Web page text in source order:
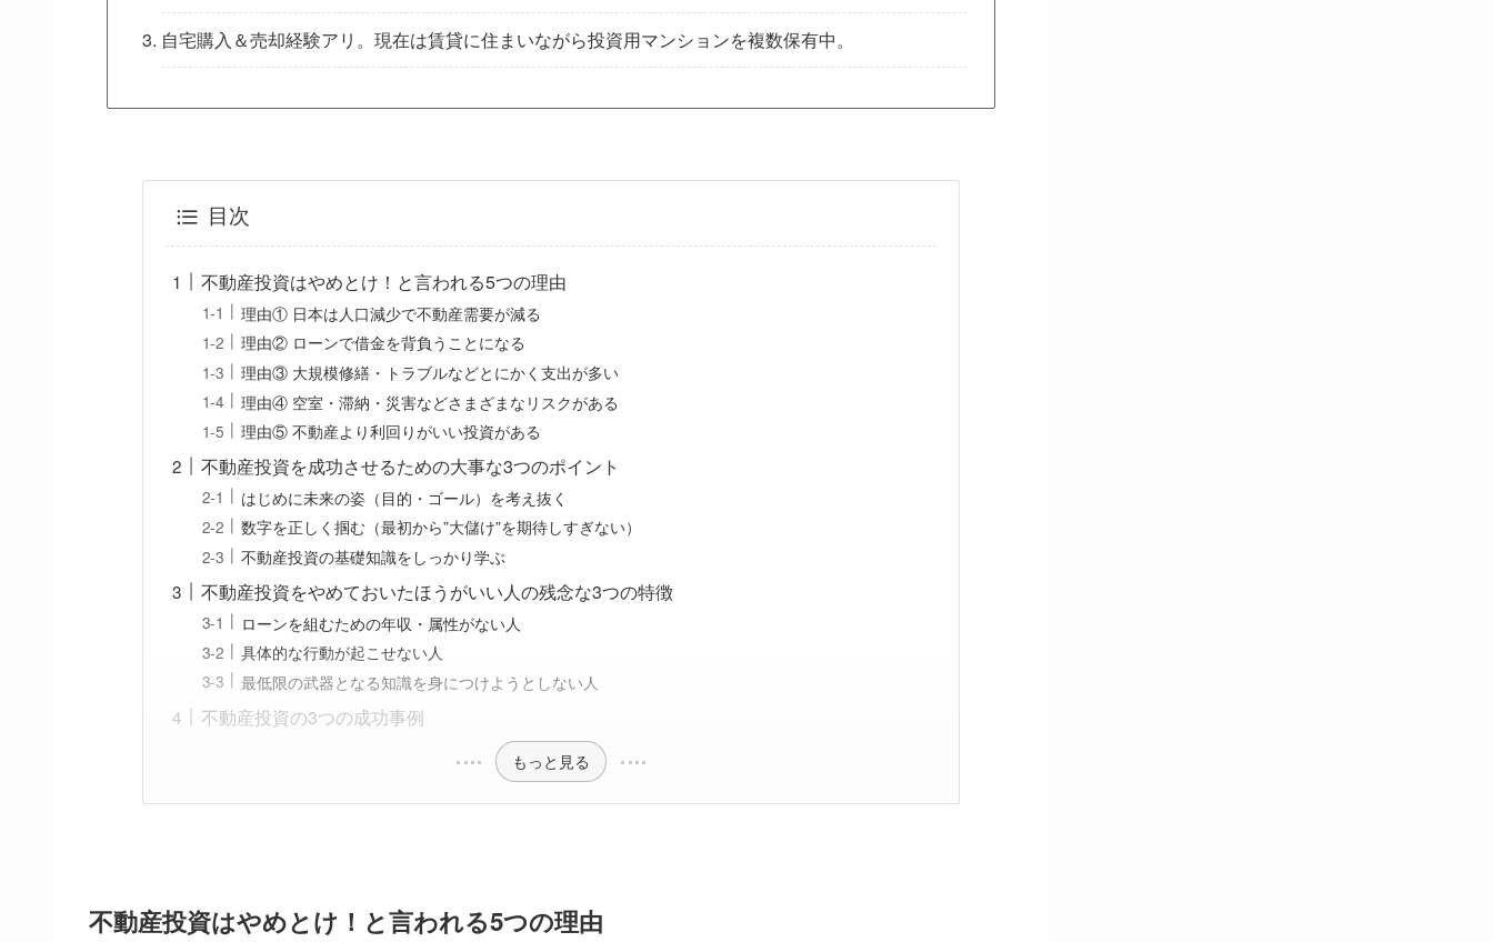
自宅購入＆売却経験アリ。現在は賃貸に住まいながら投資用マンションを複数保有中。
目次
不動産投資はやめとけ！と言われる5つの理由
理由① 日本は人口減少で不動産需要が減る
理由② ローンで借金を背負うことになる
理由③ 大規模修繕・トラブルなどとにかく支出が多い
理由④ 空室・滞納・災害などさまざまなリスクがある
理由⑤ 不動産より利回りがいい投資がある
不動産投資を成功させるための大事な3つのポイント
はじめに未来の姿（目的・ゴール）を考え抜く
数字を正しく掴む（最初から”大儲け”を期待しすぎない）
不動産投資の基礎知識をしっかり学ぶ
不動産投資をやめておいたほうがいい人の残念な3つの特徴
ローンを組むための年収・属性がない人
具体的な行動が起こせない人
最低限の武器となる知識を身につけようとしない人
不動産投資の3つの成功事例
もっと見る
不動産投資はやめとけ！と言われる5つの理由